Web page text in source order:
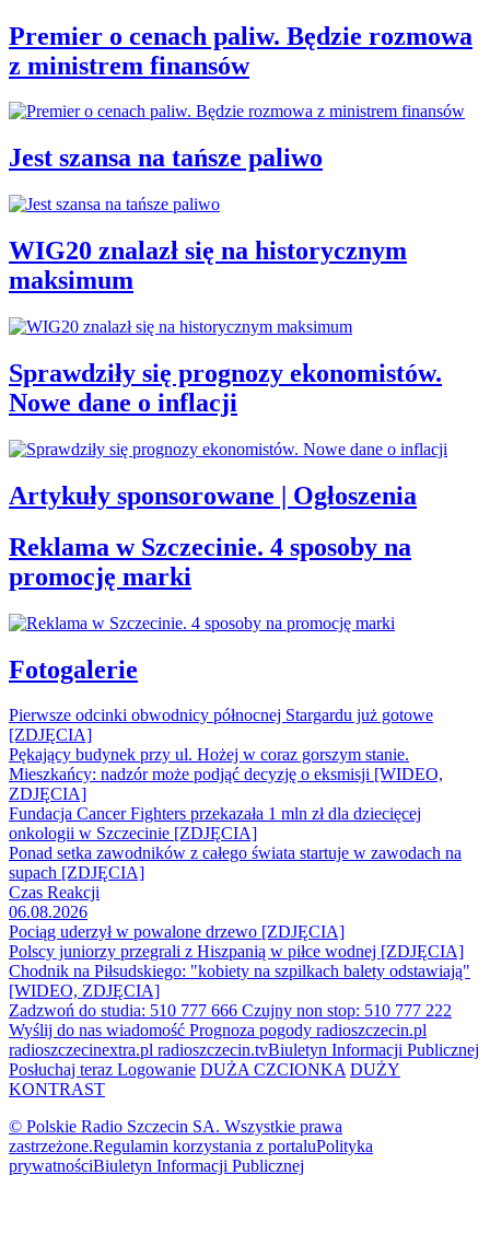
Premier o cenach paliw. Będzie rozmowa
z ministrem finansów
Jest szansa na tańsze paliwo
WIG20 znalazł się na historycznym
maksimum
Sprawdziły się prognozy ekonomistów.
Nowe dane o inflacji
Artykuły sponsorowane | Ogłoszenia
Reklama w Szczecinie. 4 sposoby na
promocję marki
Fotogalerie
Pierwsze odcinki obwodnicy północnej Stargardu już gotowe
[ZDJĘCIA]
Pękający budynek przy ul. Hożej w coraz gorszym stanie.
Mieszkańcy: nadzór może podjąć decyzję o eksmisji [WIDEO,
ZDJĘCIA]
Fundacja Cancer Fighters przekazała 1 mln zł dla dziecięcej
onkologii w Szczecinie [ZDJĘCIA]
Ponad setka zawodników z całego świata startuje w zawodach na
supach [ZDJĘCIA]
Czas Reakcji
06.08.2026
Pociąg uderzył w powalone drzewo [ZDJĘCIA]
Polscy juniorzy przegrali z Hiszpanią w piłce wodnej [ZDJĘCIA]
Chodnik na Piłsudskiego: "kobiety na szpilkach balety odstawiają"
[WIDEO, ZDJĘCIA]
Zadzwoń do studia: 510 777 666 Czujny non stop: 510 777 222
Wyślij do nas wiadomość Prognoza pogody radioszczecin.pl
radioszczecinextra.pl radioszczecin.tvBiuletyn Informacji Publicznej
Posłuchaj teraz Logowanie DUŻA CZCIONKA DUŻY
KONTRAST
© Polskie Radio Szczecin SA. Wszystkie prawa
zastrzeżone.Regulamin korzystania z portaluPolityka
prywatnościBiuletyn Informacji Publicznej